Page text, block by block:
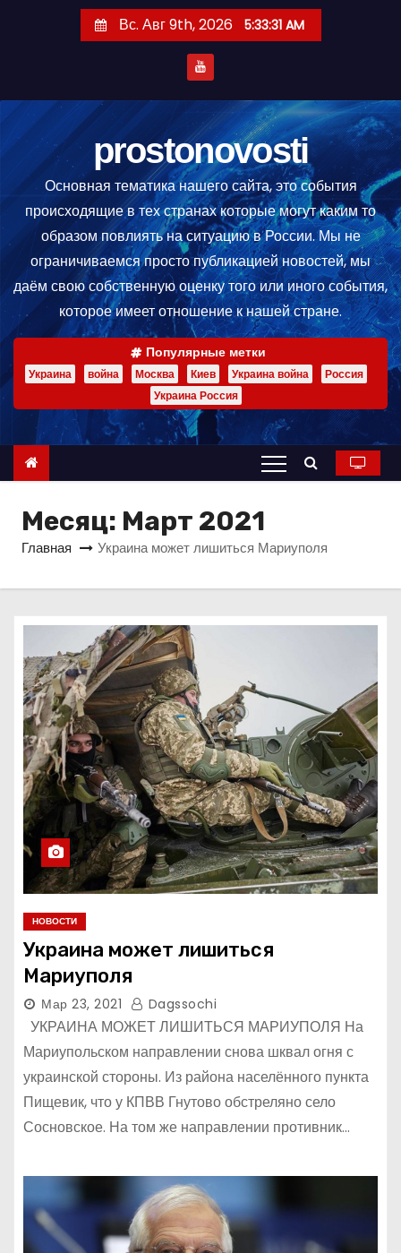
е
р
ж
м
Вс. Авг 9th, 2026 5:33:33 AM
prostonovosti
Основная тематика нашего сайта, это события
происходящие в тех странах которые могут каким то
образом повлиять на ситуацию в России. Мы не
ограничиваемся просто публикацией новостей, мы
даём свою собственную оценку того или иного события,
которое имеет отношение к нашей стране.
Популярные метки
Украина война Москва Киев Украина война
Россия
Украина Россия
Месяц: Март 2021
Главная Украина может лишиться Мариуполя
НОВОСТИ
Украина может лишиться
Мариуполя
Мар 23, 2021 Dagssochi
УКРАИНА МОЖЕТ ЛИШИТЬСЯ МАРИУПОЛЯ На
Мариупольском направлении снова шквал огня с
украинской стороны. Из района населённого пункта
Пищевик, что у КПВВ Гнутово обстреляно село
Сосновское. На том же направлении противник…